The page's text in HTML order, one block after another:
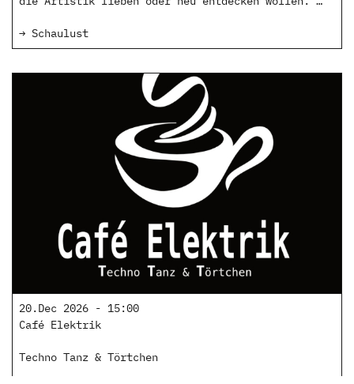
→ Schaulust
20.Dec 2026 - 15:00
Café Elektrik
Techno Tanz & Törtchen